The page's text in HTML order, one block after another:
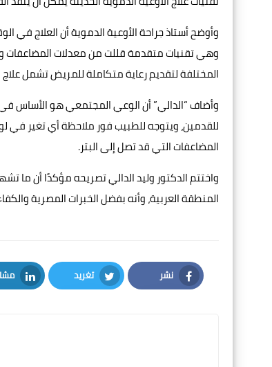
وأوضح أستاذ جراحة الأوعية الدموية أن العلاج في
وهي تقنيات متقدمة قللت من معدلات المضاعفات
المختلفة لتقديم رعاية متكاملة للمريض تشمل
وأضاف “الدالي” أن الوعي المجتمعي هو الأساس
للقدمين، ويتوجه للطبيب فور ملاحظة أي تغير في
المضاعفات التي قد تصل إلى البتر.
واختتم الدكتور وليد الدالي تصريحه مؤكدًا أن ما
المنطقة العربية، وأنه بفضل الخبرات المصرية
نشر
Facebook
تغريد
Twitter